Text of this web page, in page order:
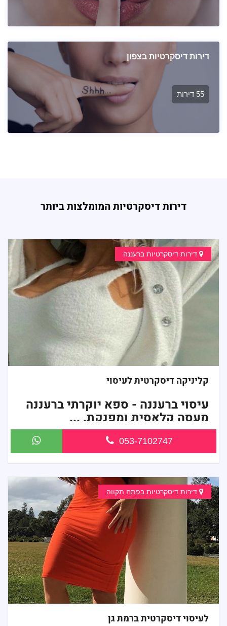
דירות דיסקרטיות בצפון
55 דירות
דירות דיסקרטיות המומלצות ביותר
דירות דיסקרטיות ברעננה
קליניקה דיסקרטית לעיסוי
עיסוי ברעננה - ספא יוקרתי ברעננה
מעסה קלאסית ומפנקת. ...
053-7102747
דירות דיסקרטיות בפתח תקווה
לעיסוי דיסקרטית ברמת גן